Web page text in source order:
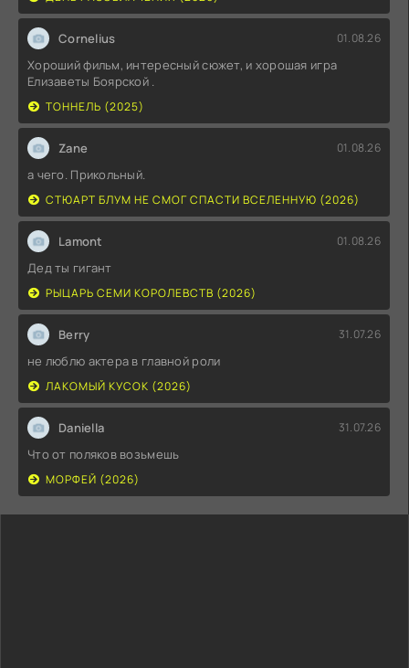
Cornelius 01.08.26
Хороший фильм, интересный сюжет, и хорошая игра
Елизаветы Боярской .
ТОННЕЛЬ (2025)
Zane 01.08.26
а чего. Прикольный.
СТЮАРТ БЛУМ НЕ СМОГ СПАСТИ ВСЕЛЕННУЮ (2026)
Lamont 01.08.26
Дед ты гигант
РЫЦАРЬ СЕМИ КОРОЛЕВСТВ (2026)
Berry 31.07.26
не люблю актера в главной роли
ЛАКОМЫЙ КУСОК (2026)
Daniella 31.07.26
Что от поляков возьмешь
МОРФЕЙ (2026)